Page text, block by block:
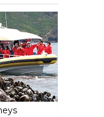
des forêts
prendra un
votre confort
les rapides
vite que
les eaux sont